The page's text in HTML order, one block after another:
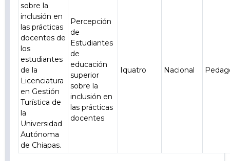
sobre la
inclusión en
las prácticas
docentes de
los
estudiantes
de la
Licenciatura
en Gestión
Turística de
la
Universidad
Autónoma
de Chiapas.
Percepción
de
Estudiantes
de
educación
superior
sobre la
inclusión en
las prácticas
docentes
Iquatro Nacional